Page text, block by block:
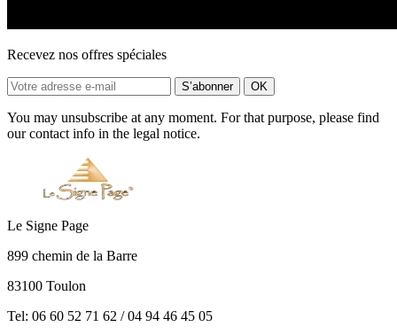
Recevez nos offres spéciales
You may unsubscribe at any moment. For that purpose, please find
our contact info in the legal notice.
Le Signe Page
899 chemin de la Barre
83100 Toulon
Tel: 06 60 52 71 62 / 04 94 46 45 05